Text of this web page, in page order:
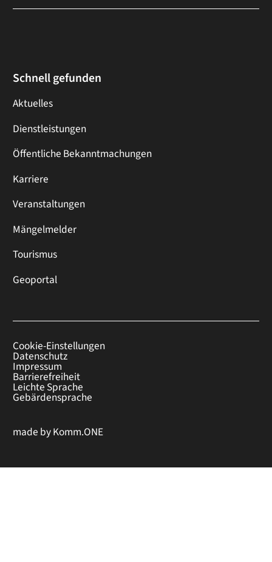
Schnell gefunden
Aktuelles
Dienstleistungen
Öffentliche Bekanntmachungen
Karriere
Veranstaltungen
Mängelmelder
Tourismus
Geoportal
Cookie-Einstellungen
Datenschutz
Impressum
Barrierefreiheit
Leichte Sprache
Gebärdensprache
made byKomm.ONE